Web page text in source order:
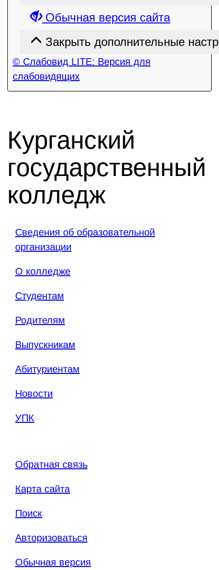
Обычная версия сайта
Закрыть дополнительные
© Слабовид LITE: Версия для
слабовидящих
Курганский
государственный
колледж
Сведения об образовательной
организации
О колледже
Студентам
Родителям
Выпускникам
Абитуриентам
Новости
УПК
Обратная связь
Карта сайта
Поиск
Авторизоваться
Обычная версия